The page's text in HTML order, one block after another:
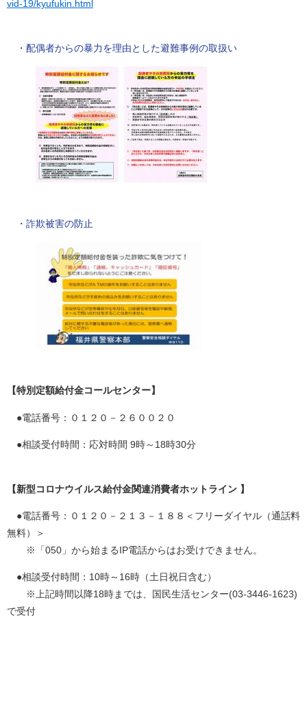
vid-19/kyufukin.html
・ 配偶者からの暴力を理由とした避難事例の取扱い
・ 詐欺被害の防止
【特別定額給付金コールセンター】
●電話番号：０１２０－２６００２０
●相談受付時間：応対時間 9時～18時30分
【新型コロナウイルス給付金関連消費者ホットライン 】
●電話番号：０１２０－２１３－１８８＜フリーダイヤル（通話料
無料）＞
※「050」から始まるIP電話からはお受けできません。
●相談受付時間：10時～16時（土日祝日含む）
※上記時間以降18時までは、国民生活センター(03-3446-1623)
で受付